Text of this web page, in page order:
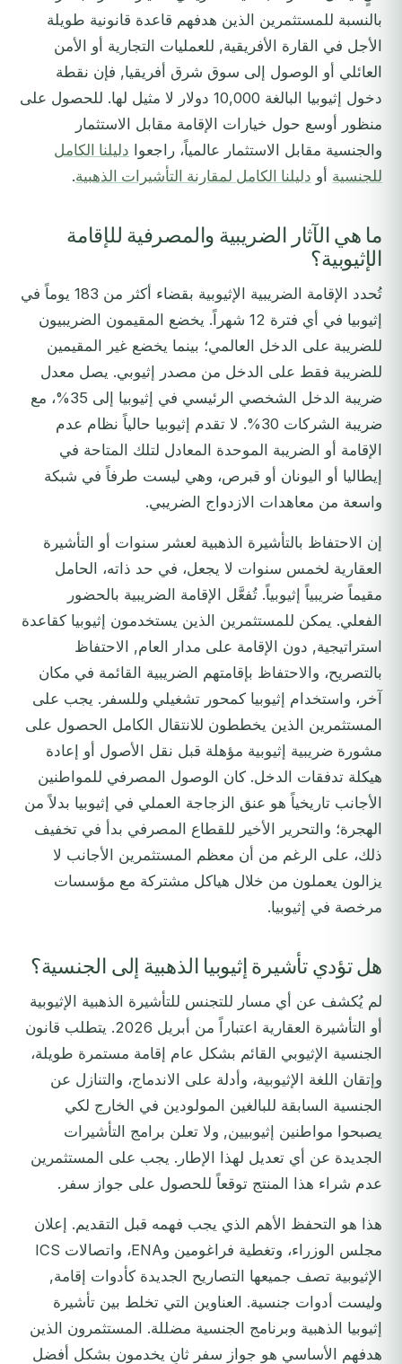
بالنسبة للمستثمرين الذين هدفهم قاعدة قانونية طويلة
الأجل في القارة الأفريقية, للعمليات التجارية أو الأمن
العائلي أو الوصول إلى سوق شرق أفريقيا, فإن نقطة
دخول إثيوبيا البالغة 10,000 دولار لا مثيل لها. للحصول على
منظور أوسع حول خيارات الإقامة مقابل الاستثمار
والجنسية مقابل الاستثمار عالمياً، راجعوا دليلنا الكامل
للجنسية أو دليلنا الكامل لمقارنة التأشيرات الذهبية.
ما هي الآثار الضريبية والمصرفية للإقامة
الإثيوبية؟
تُحدد الإقامة الضريبية الإثيوبية بقضاء أكثر من 183 يوماً في
إثيوبيا في أي فترة 12 شهراً. يخضع المقيمون الضريبيون
للضريبة على الدخل العالمي؛ بينما يخضع غير المقيمين
للضريبة فقط على الدخل من مصدر إثيوبي. يصل معدل
ضريبة الدخل الشخصي الرئيسي في إثيوبيا إلى 35%، مع
ضريبة الشركات 30%. لا تقدم إثيوبيا حالياً نظام عدم
الإقامة أو الضريبة الموحدة المعادل لتلك المتاحة في
إيطاليا أو اليونان أو قبرص، وهي ليست طرفاً في شبكة
واسعة من معاهدات الازدواج الضريبي.
إن الاحتفاظ بالتأشيرة الذهبية لعشر سنوات أو التأشيرة
العقارية لخمس سنوات لا يجعل، في حد ذاته، الحامل
مقيماً ضريبياً إثيوبياً. تُفعَّل الإقامة الضريبية بالحضور
الفعلي. يمكن للمستثمرين الذين يستخدمون إثيوبيا كقاعدة
استراتيجية, دون الإقامة على مدار العام, الاحتفاظ
بالتصريح، والاحتفاظ بإقامتهم الضريبية القائمة في مكان
آخر، واستخدام إثيوبيا كمحور تشغيلي وللسفر. يجب على
المستثمرين الذين يخططون للانتقال الكامل الحصول على
مشورة ضريبية إثيوبية مؤهلة قبل نقل الأصول أو إعادة
هيكلة تدفقات الدخل. كان الوصول المصرفي للمواطنين
الأجانب تاريخياً هو عنق الزجاجة العملي في إثيوبيا بدلاً من
الهجرة؛ والتحرير الأخير للقطاع المصرفي بدأ في تخفيف
ذلك، على الرغم من أن معظم المستثمرين الأجانب لا
يزالون يعملون من خلال هياكل مشتركة مع مؤسسات
مرخصة في إثيوبيا.
هل تؤدي تأشيرة إثيوبيا الذهبية إلى الجنسية؟
لم يُكشف عن أي مسار للتجنس للتأشيرة الذهبية الإثيوبية
أو التأشيرة العقارية اعتباراً من أبريل 2026. يتطلب قانون
الجنسية الإثيوبي القائم بشكل عام إقامة مستمرة طويلة،
وإتقان اللغة الإثيوبية، وأدلة على الاندماج، والتنازل عن
الجنسية السابقة للبالغين المولودين في الخارج لكي
يصبحوا مواطنين إثيوبيين, ولا تعلن برامج التأشيرات
الجديدة عن أي تعديل لهذا الإطار. يجب على المستثمرين
عدم شراء هذا المنتج توقعاً للحصول على جواز سفر.
هذا هو التحفظ الأهم الذي يجب فهمه قبل التقديم. إعلان
مجلس الوزراء، وتغطية فراغومين وENA، واتصالات ICS
الإثيوبية تصف جميعها التصاريح الجديدة كأدوات إقامة,
وليست أدوات جنسية. العناوين التي تخلط بين تأشيرة
إثيوبيا الذهبية وبرنامج الجنسية مضللة. المستثمرون الذين
هدفهم الأساسي هو جواز سفر ثانٍ يخدمون بشكل أفضل